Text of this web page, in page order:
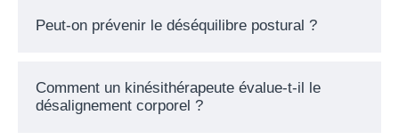
Peut-on prévenir le déséquilibre postural ?
Comment un kinésithérapeute évalue-t-il le
désalignement corporel ?